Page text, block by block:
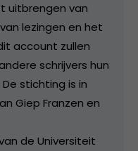
uitbrengen van
lezingen en het
account zullen
schrijvers hun
stichting is in
Giep Franzen en
de Universiteit